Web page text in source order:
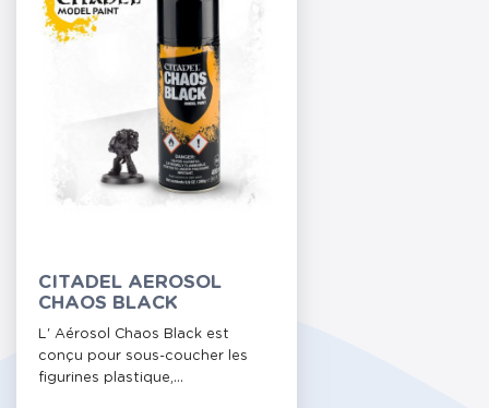
CITADEL AEROSOL
CHAOS BLACK
L' Aérosol Chaos Black est
conçu pour sous-coucher les
figurines plastique,...